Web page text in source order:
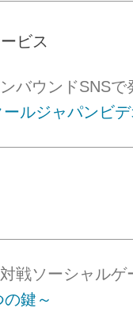
ビス
バウンドSNSで
ルジャパンビ
戦ソーシャルゲ
鍵～